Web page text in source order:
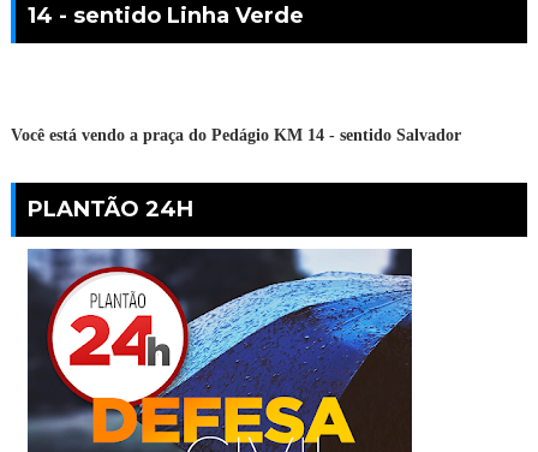
14 - sentido Linha Verde
Você está vendo a praça do Pedágio KM 14 - sentido Salvador
PLANTÃO 24H